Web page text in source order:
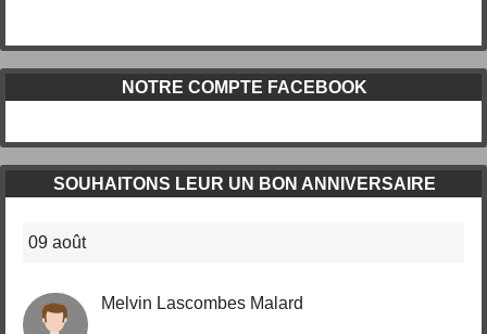
NOTRE COMPTE FACEBOOK
SOUHAITONS LEUR UN BON ANNIVERSAIRE
09 août
Melvin Lascombes Malard